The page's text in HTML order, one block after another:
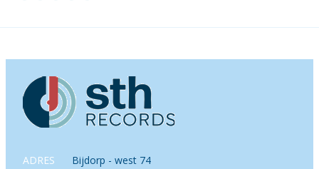
ADRES
Bijdorp - west 74